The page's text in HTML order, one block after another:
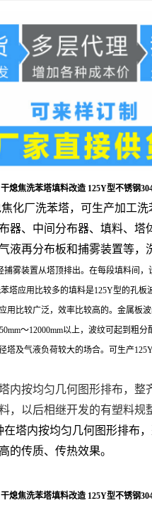
熄焦洗苯塔填料改造 125Y型不锈钢
化厂洗苯塔，可生产加工
器、中间分布器、填料、塔
液再分布板和捕雾装置等
捕雾装置从塔顶排出。在每段填料间
应用比较多的填料是125Y型的孔板
用比较广泛，效率比较高的。金属板
～12000mm以上，波纹可起到粗
塔及气液负荷较大的场合。可生产
内按均匀几何图形排布，
，以后相继开发的有塑料
在塔内按均匀几何图形排布
的传质、传热效果。
熄焦洗苯塔填料改造 125Y型不锈钢